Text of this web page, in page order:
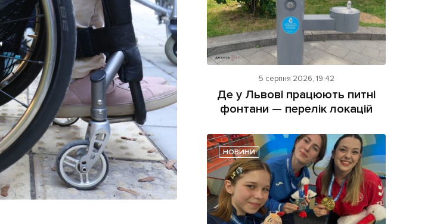
[email protected]
Реклама на сайті
Політика конфіденційності
5 серпня 2026, 19:42
Де у Львові працюють питні
фонтани — перелік локацій
НОВИНИ